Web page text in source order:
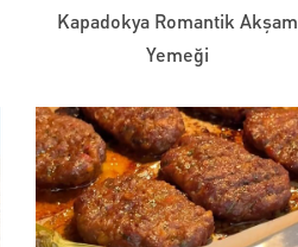
Kapadokya Romantik Akşam
Yemeği